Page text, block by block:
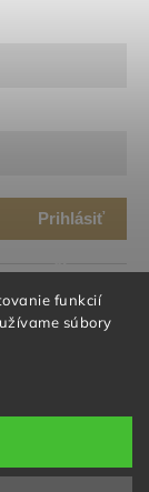
funkcií
súbory
Prihlásiť
práva